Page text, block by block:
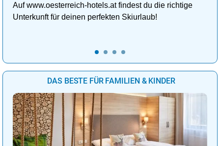
Auf www.oesterreich-hotels.at findest du die richtige
Unterkunft für deinen perfekten Skiurlaub!
DAS BESTE FÜR FAMILIEN & KINDER